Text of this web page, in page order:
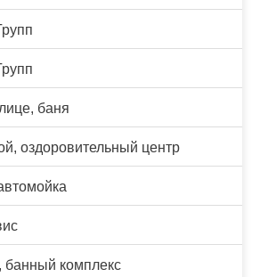
баня
оздоровительный центр
банный комплекс